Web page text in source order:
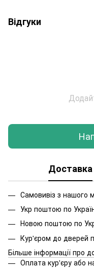
Відгуки
Доставка
Самовивіз з нашого
Укр поштою по
Новою поштою по
Кур'єром до дверей
Більше інформації про
Оплата кур'єру або